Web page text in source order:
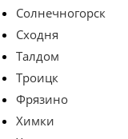
Солнечногорск
Сходня
Талдом
Троицк
Фрязино
Химки